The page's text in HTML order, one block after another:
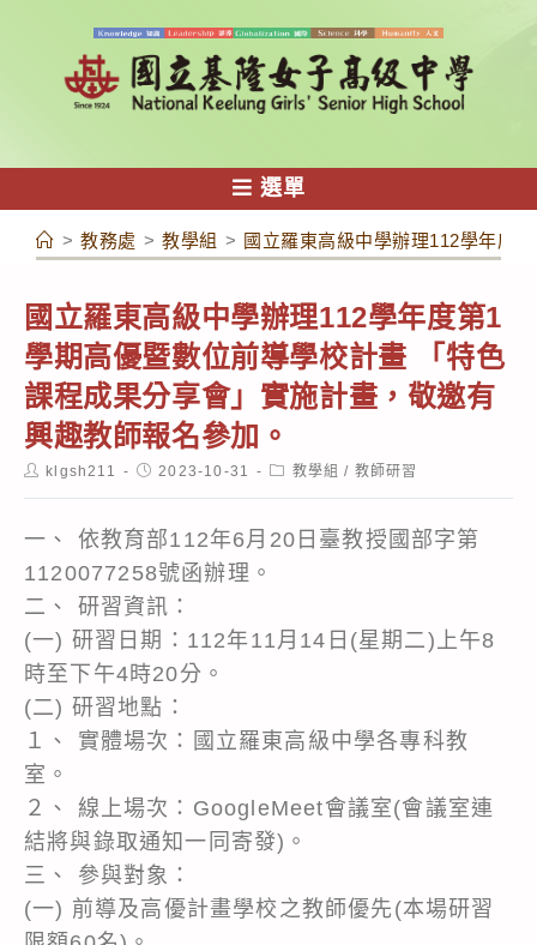
容
選單
> 教務處 > 教學組 > 國立羅東高級中學辦理112學年度
國立羅東高級中學辦理112學年度第1
學期高優暨數位前導學校計畫 「特色
課程成果分享會」實施計畫，敬邀有
興趣教師報名參加。
Postklgsh211
Post2023-10-31
Post教學組 / 教師研習
一、 依教育部112年6月20日臺教授國部字第
1120077258號函辦理。
二、 研習資訊：
(一) 研習日期：112年11月14日(星期二)上午8
時至下午4時20分。
(二) 研習地點：
１、 實體場次：國立羅東高級中學各專科教
室。
２、 線上場次：GoogleMeet會議室(會議室連
結將與錄取通知一同寄發)。
三、 參與對象：
(一) 前導及高優計畫學校之教師優先(本場研習